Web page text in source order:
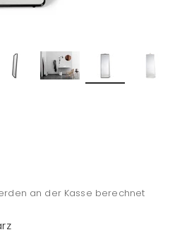
an der Kasse berechnet